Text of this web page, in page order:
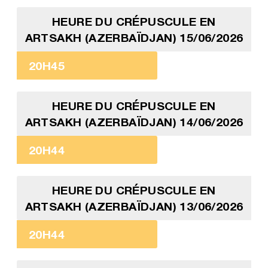
HEURE DU CRÉPUSCULE EN
ARTSAKH (AZERBAÏDJAN) 15/06/2026
20H45
HEURE DU CRÉPUSCULE EN
ARTSAKH (AZERBAÏDJAN) 14/06/2026
20H44
HEURE DU CRÉPUSCULE EN
ARTSAKH (AZERBAÏDJAN) 13/06/2026
20H44